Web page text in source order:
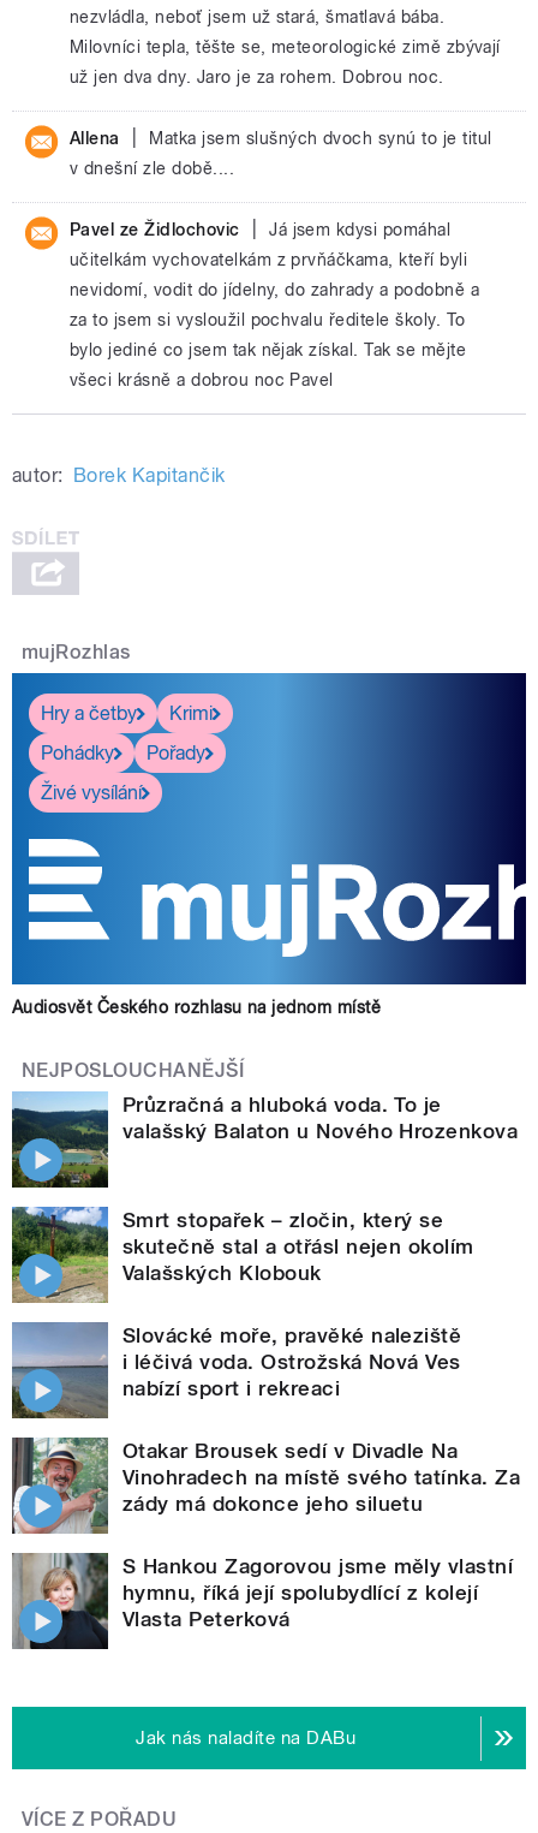
nezvládla, neboť jsem už stará, šmatlavá bába.
Milovníci tepla, těšte se, meteorologické zimě zbývají
už jen dva dny. Jaro je za rohem. Dobrou noc.
Allena
Matka jsem slušných dvoch synú to je titul
v dnešní zle době....
Pavel ze Židlochovic
Já jsem kdysi pomáhal
učitelkám vychovatelkám z prvňáčkama, kteří byli
nevidomí, vodit do jídelny, do zahrady a podobně a
za to jsem si vysloužil pochvalu ředitele školy. To
bylo jediné co jsem tak nějak získal. Tak se mějte
všeci krásně a dobrou noc Pavel
autor: Borek Kapitančik
mujRozhlas
Hry a četby
Krimi
Pohádky
Pořady
Živé vysílání
Audiosvět Českého rozhlasu na jednom místě
NEJPOSLOUCHANĚJŠÍ
Průzračná a hluboká voda. To je
valašský Balaton u Nového Hrozenkova
Smrt stopařek – zločin, který se
skutečně stal a otřásl nejen okolím
Valašských Klobouk
Slovácké moře, pravěké naleziště
i léčivá voda. Ostrožská Nová Ves
nabízí sport i rekreaci
Otakar Brousek sedí v Divadle Na
Vinohradech na místě svého tatínka. Za
zády má dokonce jeho siluetu
S Hankou Zagorovou jsme měly vlastní
hymnu, říká její spolubydlící z kolejí
Vlasta Peterková
Jak nás naladíte na DABu
VÍCE Z POŘADU